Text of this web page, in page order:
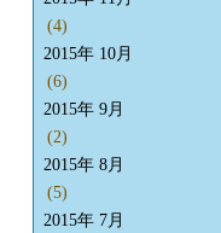
(4)
2015年 10月
(6)
2015年 9月
(2)
2015年 8月
(5)
2015年 7月